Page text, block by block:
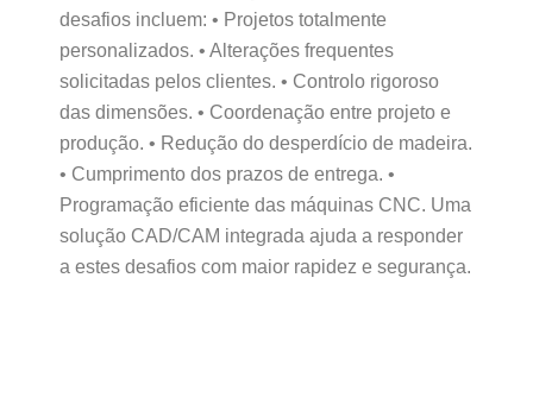
desafios incluem: • Projetos totalmente
personalizados. • Alterações frequentes
solicitadas pelos clientes. • Controlo rigoroso
das dimensões. • Coordenação entre projeto e
produção. • Redução do desperdício de madeira.
• Cumprimento dos prazos de entrega. •
Programação eficiente das máquinas CNC. Uma
solução CAD/CAM integrada ajuda a responder
a estes desafios com maior rapidez e segurança.